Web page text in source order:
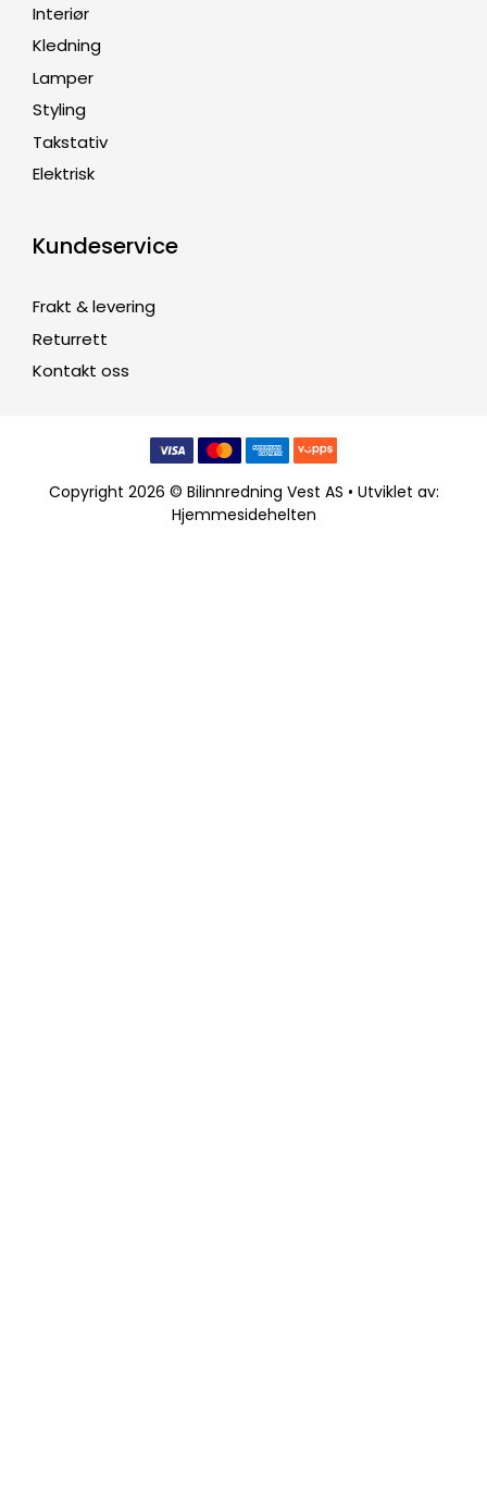
Interiør
Kledning
Lamper
Styling
Takstativ
Elektrisk
Kundeservice
Frakt & levering
Returrett
Kontakt oss
Copyright 2026 © Bilinnredning Vest AS • Utviklet av:
Hjemmesidehelten